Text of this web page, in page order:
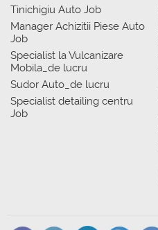
Tinichigiu Auto Job
Manager Achizitii Piese Auto
Job
Specialist la Vulcanizare
Mobila_de lucru
Sudor Auto_de lucru
Specialist detailing centru
Job